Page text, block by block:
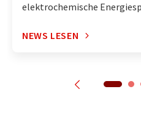
elektrochemische
NEWS LESEN